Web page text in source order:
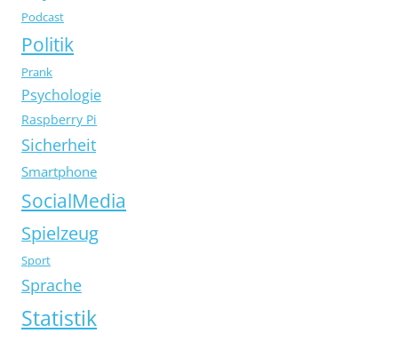
Podcast
Politik
Prank
Psychologie
Raspberry Pi
Sicherheit
Smartphone
SocialMedia
Spielzeug
Sport
Sprache
Statistik